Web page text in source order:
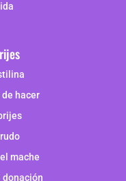
hacer
mache
donación